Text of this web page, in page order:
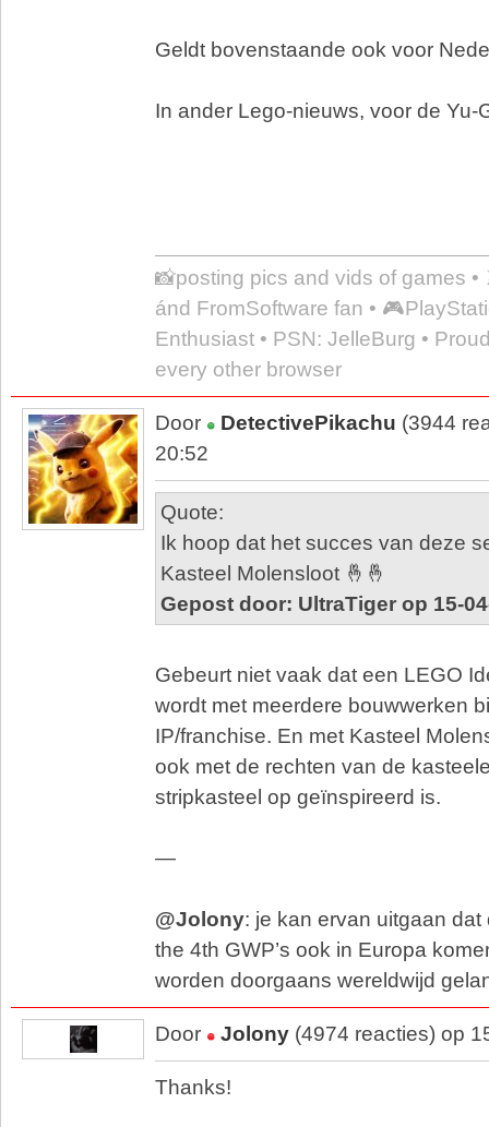
Geldt bovenstaande ook voor
In ander Lego-nieuws, voor de Yu-
📸posting pics and vids of games
ánd FromSoftware fan •
Enthusiast • PSN: JelleBurg •
every other browser
Door DetectivePikachu (3944
20:52
Quote:
Ik hoop dat het succes van deze
Kasteel Molensloot 🤞🤞
Gepost door: UltraTiger op 15-
Gebeurt niet vaak dat een LEGO
wordt met meerdere bouwwerken
IP/franchise. En met Kasteel
ook met de rechten van de
stripkasteel op geïnspireerd is.
—
@Jolony: je kan ervan uitgaan dat
the 4th GWP’s ook in Europa
worden doorgaans wereldwijd
Door Jolony (4974 reacties) op
Thanks!